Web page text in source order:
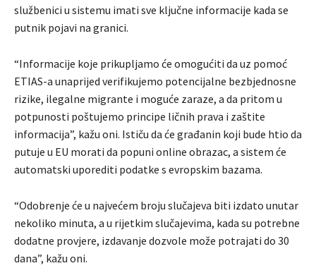
službenici u sistemu imati sve ključne informacije kada se
putnik pojavi na granici.
“Informacije koje prikupljamo će omogućiti da uz pomoć
ETIAS-a unaprijed verifikujemo potencijalne bezbjednosne
rizike, ilegalne migrante i moguće zaraze, a da pritom u
potpunosti poštujemo principe ličnih prava i zaštite
informacija”, kažu oni. Ističu da će građanin koji bude htio da
putuje u EU morati da popuni online obrazac, a sistem će
automatski uporediti podatke s evropskim bazama.
“Odobrenje će u najvećem broju slučajeva biti izdato unutar
nekoliko minuta, a u rijetkim slučajevima, kada su potrebne
dodatne provjere, izdavanje dozvole može potrajati do 30
dana”, kažu oni.